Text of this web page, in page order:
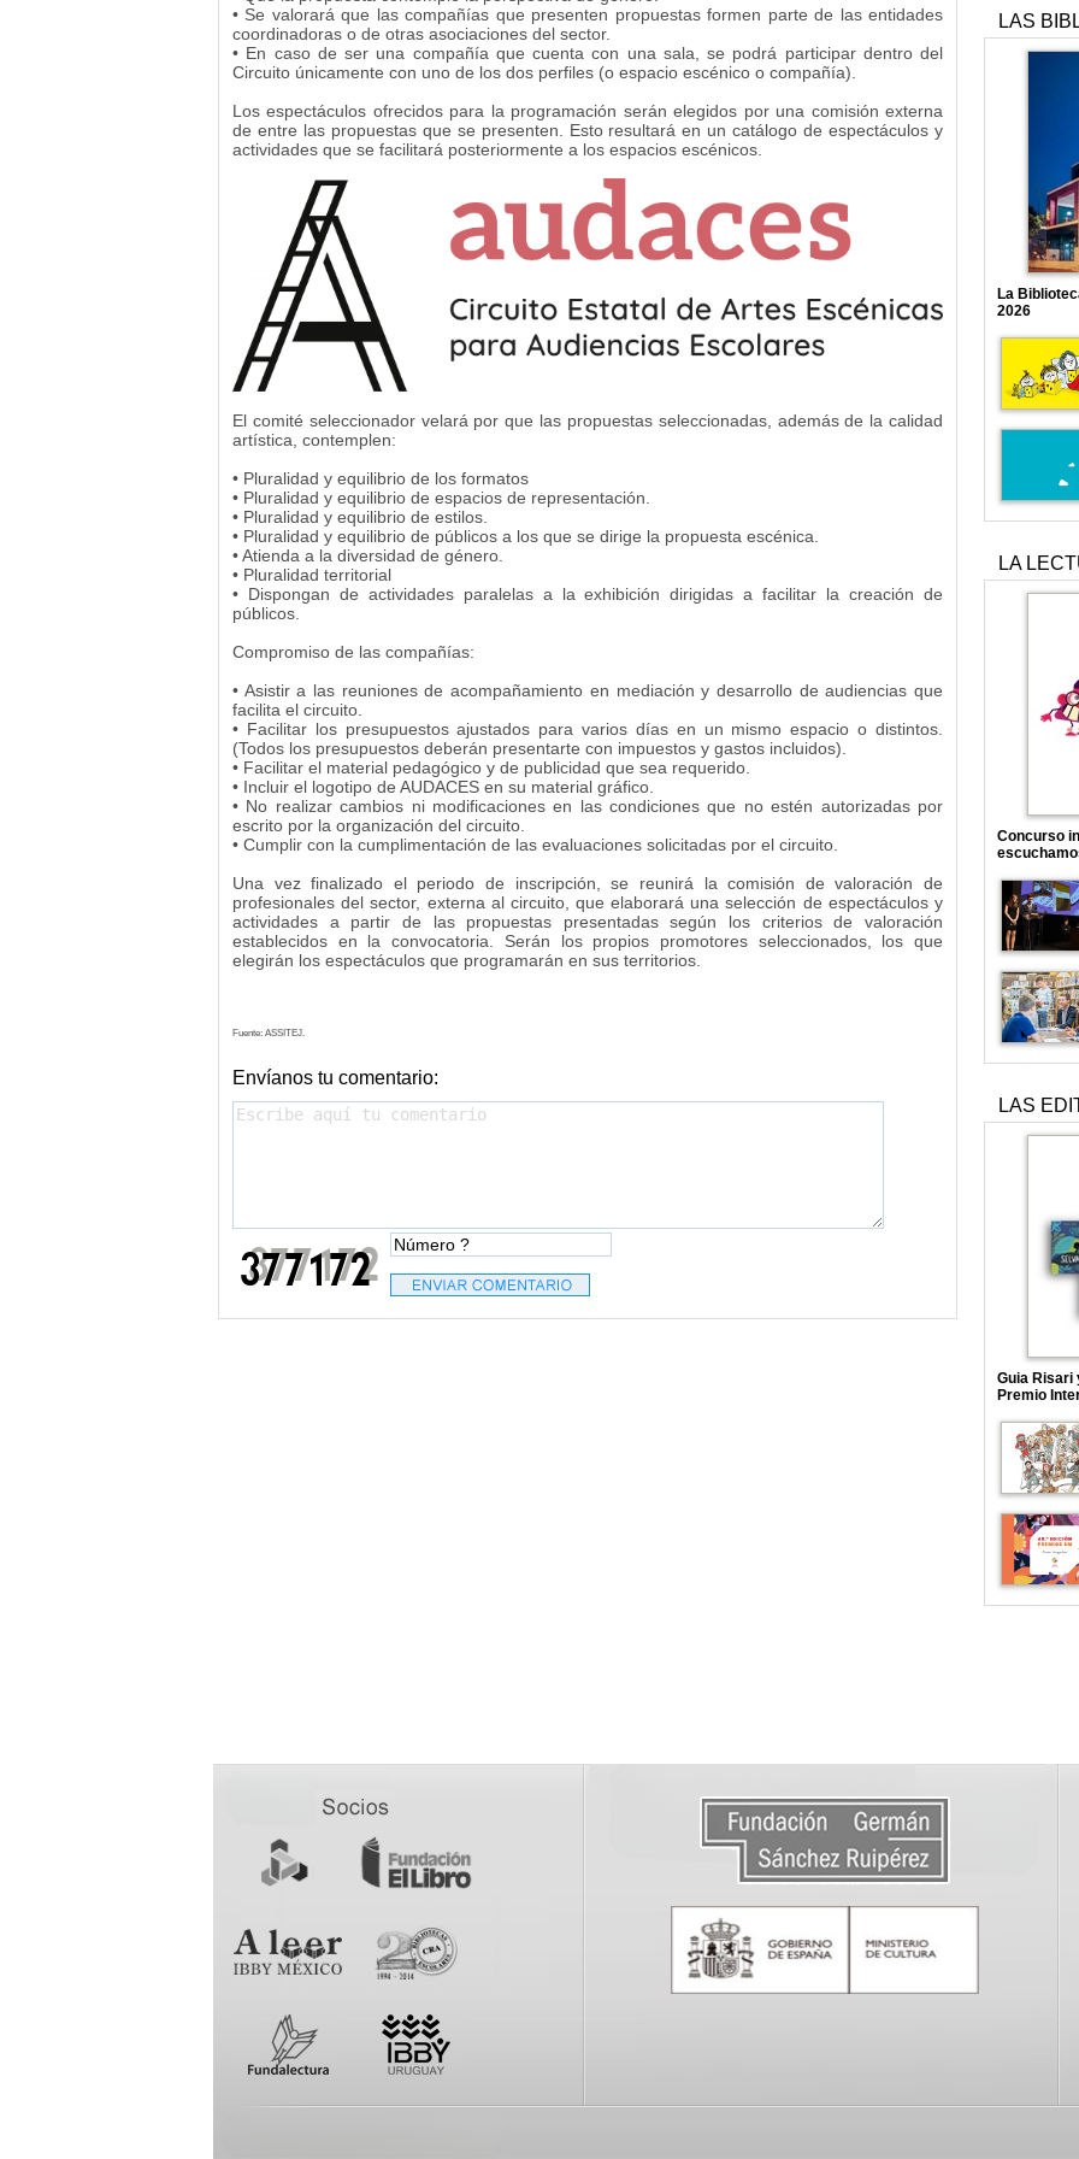
• Se valorará que las compañías que presenten propuestas formen parte de las entidades
coordinadoras o de otras asociaciones del sector.
• En caso de ser una compañía que cuenta con una sala, se podrá participar dentro del
Circuito únicamente con uno de los dos perfiles (o espacio escénico o compañía).
Los espectáculos ofrecidos para la programación serán elegidos por una comisión externa
de entre las propuestas que se presenten. Esto resultará en un catálogo de espectáculos y
actividades que se facilitará posteriormente a los espacios escénicos.
El comité seleccionador velará por que las propuestas seleccionadas, además de la calidad
artística, contemplen:
• Pluralidad y equilibrio de los formatos
• Pluralidad y equilibrio de espacios de representación.
• Pluralidad y equilibrio de estilos.
• Pluralidad y equilibrio de públicos a los que se dirige la propuesta escénica.
• Atienda a la diversidad de género.
• Pluralidad territorial
• Dispongan de actividades paralelas a la exhibición dirigidas a facilitar la creación de
públicos.
Compromiso de las compañías:
• Asistir a las reuniones de acompañamiento en mediación y desarrollo de audiencias que
facilita el circuito.
• Facilitar los presupuestos ajustados para varios días en un mismo espacio o distintos.
(Todos los presupuestos deberán presentarte con impuestos y gastos incluidos).
• Facilitar el material pedagógico y de publicidad que sea requerido.
• Incluir el logotipo de AUDACES en su material gráfico.
• No realizar cambios ni modificaciones en las condiciones que no estén autorizadas por
escrito por la organización del circuito.
• Cumplir con la cumplimentación de las evaluaciones solicitadas por el circuito.
Una vez finalizado el periodo de inscripción, se reunirá la comisión de valoración de
profesionales del sector, externa al circuito, que elaborará una selección de espectáculos y
actividades a partir de las propuestas presentadas según los criterios de valoración
establecidos en la convocatoria. Serán los propios promotores seleccionados, los que
elegirán los espectáculos que programarán en sus territorios.
Fuente: ASSITEJ.
Envíanos tu comentario:
LAS
La
2026
LA
Concurso
LAS
Guia Risari
Premio